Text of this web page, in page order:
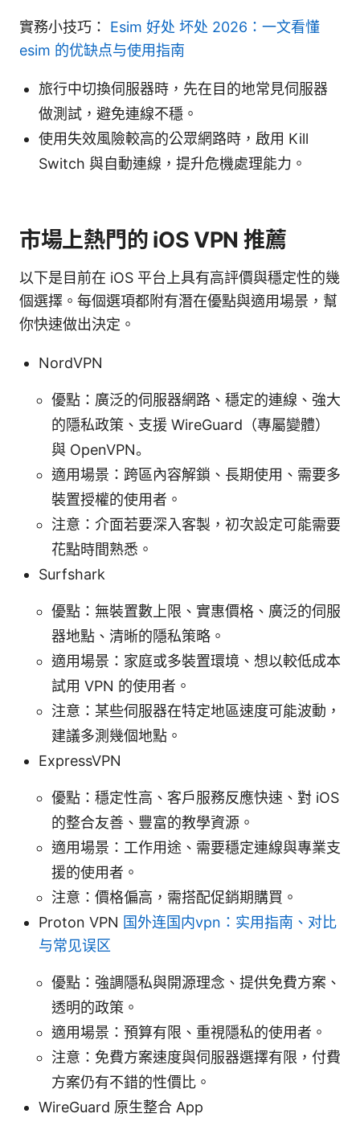
實務小技巧： Esim 好处 坏处 2026：一文看懂
esim 的优缺点与使用指南
旅行中切換伺服器時，先在目的地常見伺服器
做測試，避免連線不穩。
使用失效風險較高的公眾網路時，啟用 Kill
Switch 與自動連線，提升危機處理能力。
市場上熱門的 iOS VPN 推薦
以下是目前在 iOS 平台上具有高評價與穩定性的幾
個選擇。每個選項都附有潛在優點與適用場景，幫
你快速做出決定。
NordVPN
優點：廣泛的伺服器網路、穩定的連線、強大
的隱私政策、支援 WireGuard（專屬變體）
與 OpenVPN。
適用場景：跨區內容解鎖、長期使用、需要多
裝置授權的使用者。
注意：介面若要深入客製，初次設定可能需要
花點時間熟悉。
Surfshark
優點：無裝置數上限、實惠價格、廣泛的伺服
器地點、清晰的隱私策略。
適用場景：家庭或多裝置環境、想以較低成本
試用 VPN 的使用者。
注意：某些伺服器在特定地區速度可能波動，
建議多測幾個地點。
ExpressVPN
優點：穩定性高、客戶服務反應快速、對 iOS
的整合友善、豐富的教學資源。
適用場景：工作用途、需要穩定連線與專業支
援的使用者。
注意：價格偏高，需搭配促銷期購買。
Proton VPN 国外连国内vpn：实用指南、对比
与常见误区
優點：強調隱私與開源理念、提供免費方案、
透明的政策。
適用場景：預算有限、重視隱私的使用者。
注意：免費方案速度與伺服器選擇有限，付費
方案仍有不錯的性價比。
WireGuard 原生整合 App